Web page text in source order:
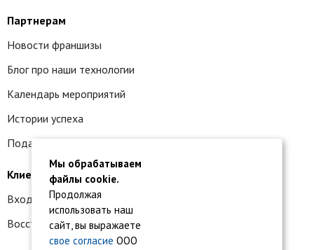
Партнерам
Новости франшизы
Блог про наши технологии
Календарь мероприятий
Истории успеха
Подать заявку на франшизу
Клиентам
Вход в личный кабинет
Восстановление доступа к сервису 1С:БО
Мы обрабатываем
файлы cookie.
Продолжая
использовать наш
сайт, вы выражаете
свое согласие ООО